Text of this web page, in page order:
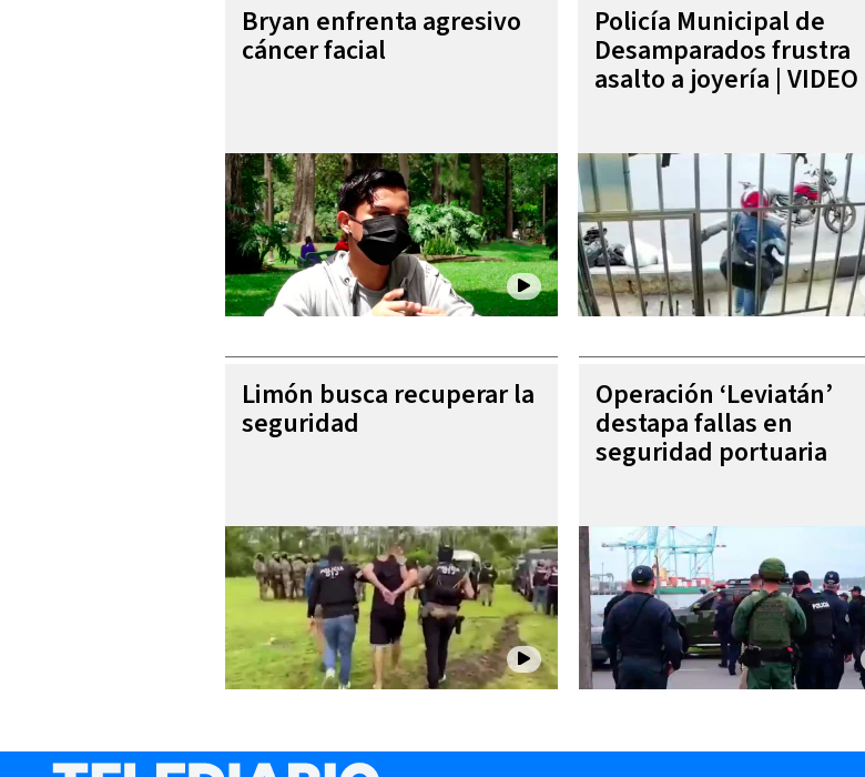
Bryan enfrenta agresivo
cáncer facial
Policía Municipal de
Desamparados frustra
asalto a joyería | VIDEO
Limón busca recuperar la
seguridad
Operación ‘Leviatán’
destapa fallas en
seguridad portuaria